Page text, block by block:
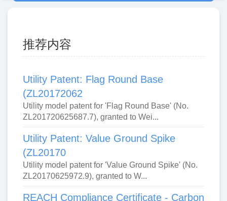
推荐内容
Utility Patent: Flag Round Base
(ZL20172062
Utility model patent for 'Flag Round Base' (No.
ZL201720625687.7), granted to Wei...
Utility Patent: Value Ground Spike
(ZL20170
Utility model patent for 'Value Ground Spike' (No.
ZL20170625972.9), granted to W...
REACH Compliance Certificate - Carbon